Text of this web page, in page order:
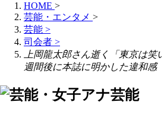
HOME >
芸能・エンタメ >
芸能 >
司会者 >
上岡龍太郎さん逝く「東京は笑
週間後に本誌に明かした違和感
芸能